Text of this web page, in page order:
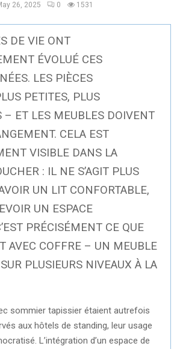
26, 2025 0 1531
DE VIE ONT
ÉVOLUÉ CES
LES PIÈCES
PETITES, PLUS
– ET LES MEUBLES DOIVENT
CELA EST
VISIBLE DANS LA
: IL NE S’AGIT PLUS
UN LIT CONFORTABLE,
UN ESPACE
PRÉCISÉMENT CE QUE
AVEC COFFRE – UN MEUBLE
PLUSIEURS NIVEAUX À LA
sommier tapissier étaient autrefois
aux hôtels de standing, leur usage
L’intégration d’un espace de